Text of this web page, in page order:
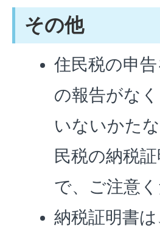
その他
住民税の申
の報告がな
いないかた
民税の納税
で、ご注意く
納税証明書